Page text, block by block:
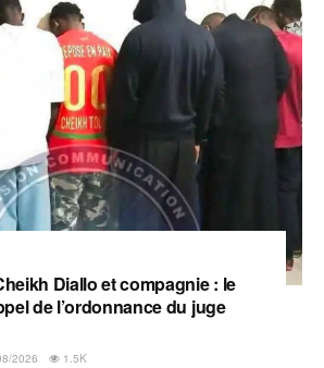
Diallo et compagnie : le
de l’ordonnance du juge
2026 1.5K